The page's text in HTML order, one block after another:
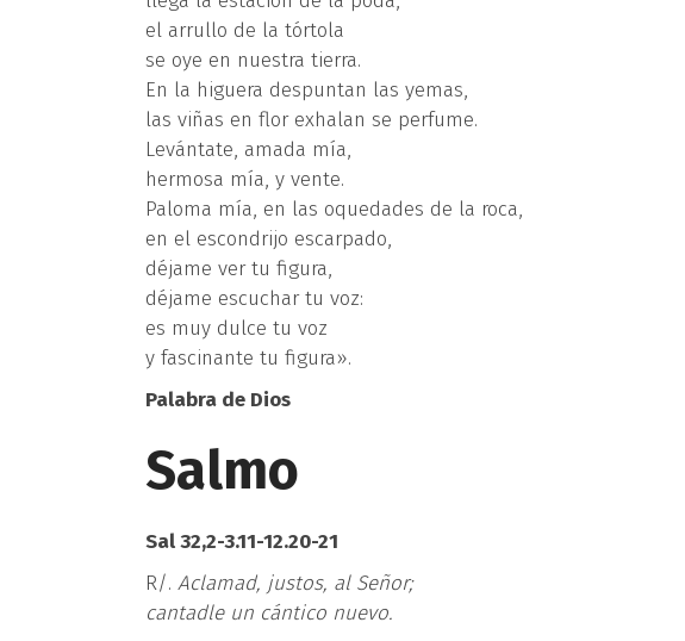
el arrullo de la tórtola
se oye en nuestra tierra.
En la higuera despuntan las yemas,
las viñas en flor exhalan se perfume.
Levántate, amada mía,
hermosa mía, y vente.
Paloma mía, en las oquedades de la roca,
en el escondrijo escarpado,
déjame ver tu figura,
déjame escuchar tu voz:
es muy dulce tu voz
y fascinante tu figura».
Palabra de Dios
Salmo
Sal 32,2-3.11-12.20-21
R/. Aclamad, justos, al Señor;
cantadle un cántico nuevo.